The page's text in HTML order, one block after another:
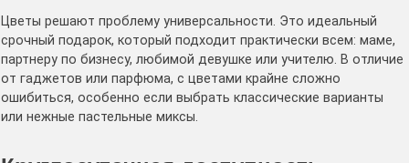
Цветы решают проблему универсальности. Это идеальный
срочный подарок, который подходит практически всем: маме,
партнеру по бизнесу, любимой девушке или учителю. В отличие
от гаджетов или парфюма, с цветами крайне сложно
ошибиться, особенно если выбрать классические варианты
или нежные пастельные миксы.